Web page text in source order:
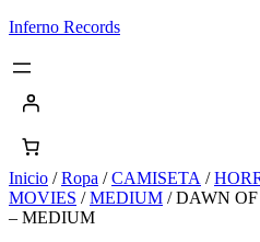
Saltar
contenido
Inferno Records
Inicio /Ropa /CAMISETA /
MOVIES /MEDIUM / DAWN
– MEDIUM